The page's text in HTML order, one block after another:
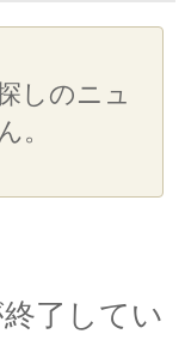
しのニュ
。
了してい